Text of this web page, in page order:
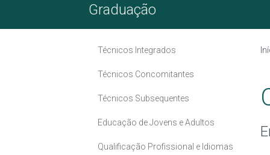
Graduação
Técnicos Integrados
Técnicos Concomitantes
Técnicos Subsequentes
Educação de Jovens e Adultos
Qualificação Profissional e Idiomas